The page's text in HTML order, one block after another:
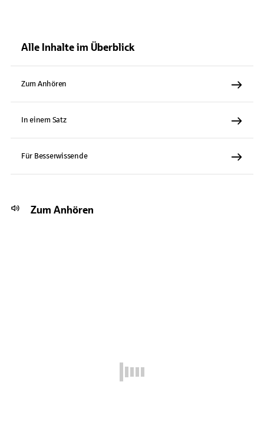
Alle Inhalte im Überblick
Zum Anhören
In einem Satz
Für Besserwissende
Zum Anhören